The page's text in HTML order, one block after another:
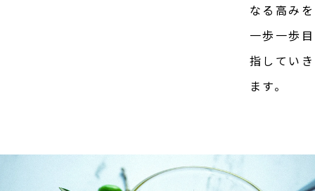
なる高みを
一歩一歩目
指していき
ます。